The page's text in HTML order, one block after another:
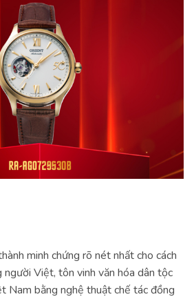
minh chứng rõ nét nhất cho cách
người Việt, tôn vinh văn hóa dân tộc
Nam bằng nghệ thuật chế tác đồng